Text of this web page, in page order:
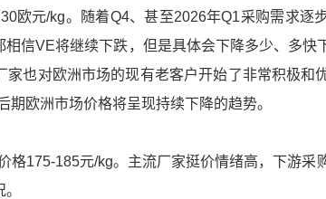
欧元/kg。随着Q4、甚至2026年Q1采购需求逐
信VE将继续下跌，但是具体会下降多少、多快
家也对欧洲市场的现有老客户开始了非常积极和
期欧洲市场价格将呈现持续下降的趋势。
格175-185元/kg。主流厂家挺价情绪高，下游采